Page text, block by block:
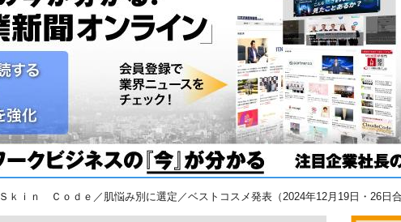
Ｓｋｉｎ Ｃｏｄｅ／肌悩み別に選定／ベストコスメ発表（2024年12月19日・26日合